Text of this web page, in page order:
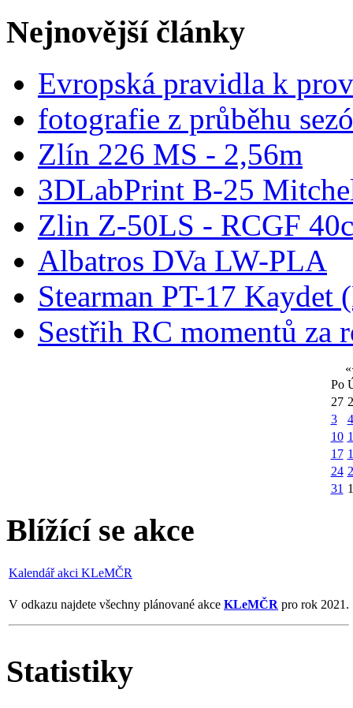
Nejnovější články
Evropská pravidla k
fotografie z průběhu
Zlín 226 MS - 2,56m
3DLabPrint B-25
Zlin Z-50LS - RCGF
Albatros DVa LW-PLA
Stearman PT-17 Kaydet
Sestřih RC momentů za
«
Po
27
3
4
10
17
24
31 1
Blížící se akce
Kalendář akci KLeMČR
V odkazu najdete všechny plánované akce KLeMČR pro rok 2021.
Statistiky